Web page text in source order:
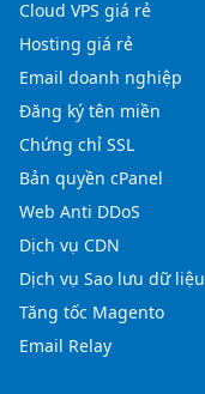
Cloud VPS giá rẻ
Hosting giá rẻ
Email doanh nghiệp
Đăng ký tên miền
Chứng chỉ SSL
Bản quyền cPanel
Web Anti DDoS
Dịch vụ CDN
Dịch vụ Sao lưu dữ liệu
Tăng tốc Magento
Email Relay